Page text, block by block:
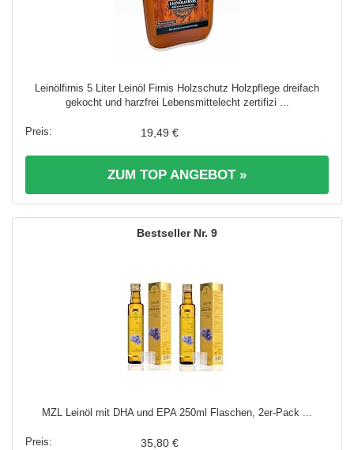
Leinölfirnis 5 Liter Leinöl Firnis Holzschutz Holzpflege dreifach
gekocht und harzfrei Lebensmittelecht zertifizi ...
19,49 €
ZUM TOP ANGEBOT »
9
MZL Leinöl mit DHA und EPA 250ml Flaschen, 2er-Pack ...
35,80 €